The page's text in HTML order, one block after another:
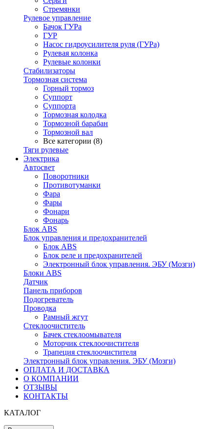
Стремянки
Рулевое управление
Бачок ГУРа
ГУР
Насос гидроусилителя руля (ГУРа)
Рулевая колонка
Рулевые колонки
Стабилизаторы
Тормозная система
Горный тормоз
Суппорт
Суппорта
Тормозная колодка
Тормозной барабан
Тормозной вал
Все категории (8)
Тяги рулевые
Электрика
Автосвет
Поворотники
Противотуманки
Фара
Фары
Фонари
Фонарь
Блок ABS
Блок управления и предохранителей
Блок ABS
Блок реле и предохранителей
Электронный блок управления. ЭБУ (Мозги)
Блоки ABS
Датчик
Панель приборов
Подогреватель
Проводка
Рамный жгут
Стеклоочиститель
Бачек стеклоомывателя
Моторчик стеклоочистителя
Трапеция стеклоочистителя
Электронный блок управления. ЭБУ (Мозги)
ОПЛАТА И ДОСТАВКА
О КОМПАНИИ
ОТЗЫВЫ
КОНТАКТЫ
КАТАЛОГ